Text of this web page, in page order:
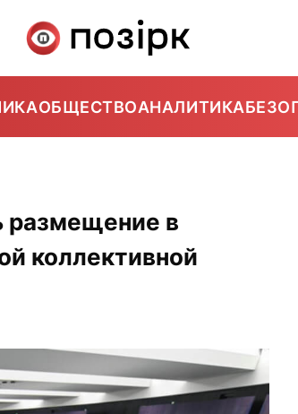
ОБЩЕСТВОАНАЛИТИКА
размещение в
коллективной